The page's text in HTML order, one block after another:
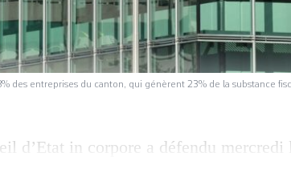
des entreprises du canton, qui génèrent 23% de la substance
d’Etat in corpore a défendu